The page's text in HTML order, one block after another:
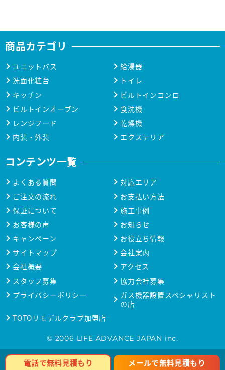
商品カテゴリ
ユニットバス
給湯器
洗面化粧台
トイレ
キッチン
ビルトインコンロ
ビルトインオーブン
食洗機
レンジフード
乾燥機
内装・外装
エクステリア
コンテンツ一覧
よくある質問
対応エリア
ご注文の流れ
お支払い方法
保証について
施工事例
お客様の声
お知らせ
キャンペーン
お役立ち情報
サイトマップ
会社案内
会社概要
アクセス
スタッフ募集
協力会社募集
プライバシーポリシー
ガス機器設置スペシャリスト
の店
TOTOリモデルクラブ加盟店
© 2006 LIFE ADVANCE JAPAN inc.
電話で無料見積もり メールで無料見積もり